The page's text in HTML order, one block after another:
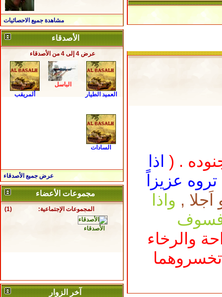
. ( اذا
عزيزاً
, واذا
فسوف
والرخاء
مشاهدة جميع الاحصائيات
الأصدقاء
عرض 4 إلى 4 من الأصدقاء
العميد الطيار
الباسل
ألمريقب
السادات
عرض جميع الأصدقاء
مجموعات الأعضاء
(1) المجموعات الإجتماعية:
الأصدقاء
آخر الزوار